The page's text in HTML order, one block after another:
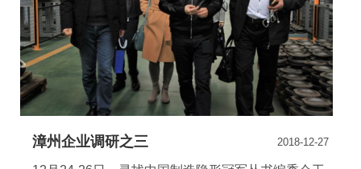
漳州企业调研之三 2018-12-27